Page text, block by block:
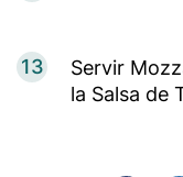
13
Servir
la Salsa de